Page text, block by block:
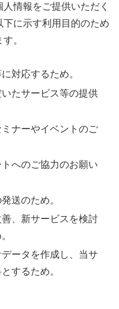
情報をご提供いただく
に示す利用目的のため
。
対応するため。
たサービス等の提供
ナーやイベントのご
へのご協力のお願い
送のため。
、新サービスを検討
ータを作成し、当サ
するため。